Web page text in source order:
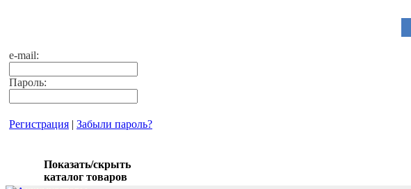
e-mail:
Пароль:
Регистрация | Забыли пароль?
Показать/скрыть
каталог товаров